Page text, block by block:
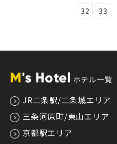
32
33
M's Hotel ホテル一覧
JR二条駅/二条城エリア
三条河原町/東山エリア
京都駅エリア